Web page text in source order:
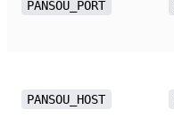
PANSOU_PORT
PANSOU_HOST